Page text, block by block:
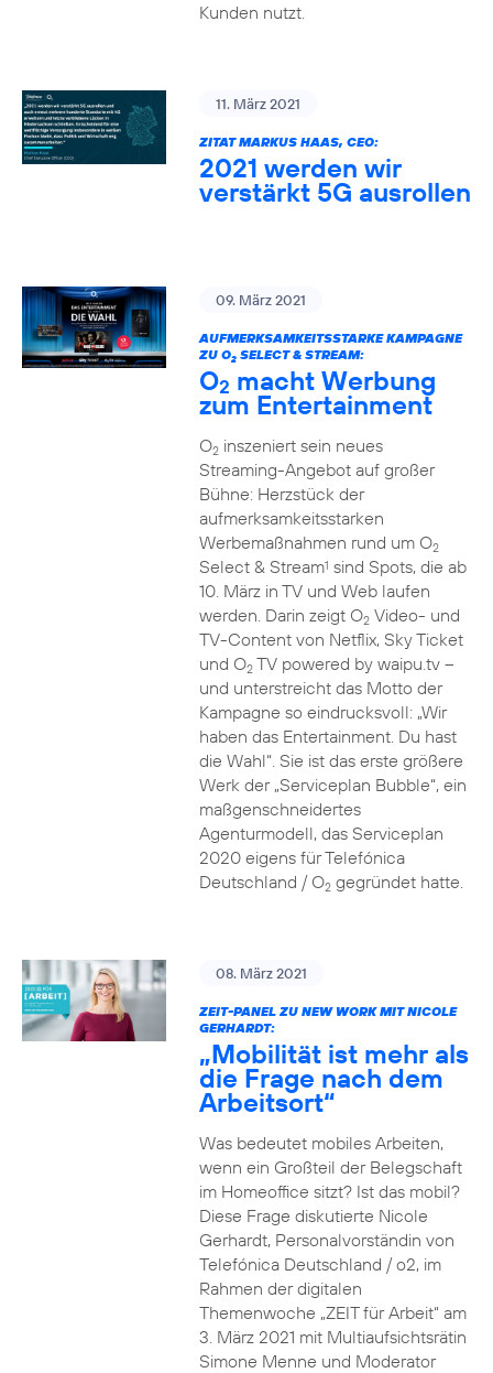
Kunden nutzt.
11. März 2021
ZITAT MARKUS HAAS, CEO:
2021 werden wir
verstärkt 5G ausrollen
09. März 2021
AUFMERKSAMKEITSSTARKE KAMPAGNE
ZU O2SELECT & STREAM:
O2 macht Werbung
zum Entertainment
O2inszeniert sein neues
Streaming-Angebot auf großer
Bühne: Herzstück der
aufmerksamkeitsstarken
Werbemaßnahmen rund um O2
Select & Stream1 sind Spots, die ab
10. März in TV und Web laufen
werden. Darin zeigt O2Video- und
TV-Content von Netflix, Sky Ticket
und O2TV powered by waipu.tv –
und unterstreicht das Motto der
Kampagne so eindrucksvoll: „Wir
haben das Entertainment. Du hast
die Wahl“. Sie ist das erste größere
Werk der „Serviceplan Bubble“, ein
maßgenschneidertes
Agenturmodell, das Serviceplan
2020 eigens für Telefónica
Deutschland / O2gegründet hatte.
08. März 2021
ZEIT-PANEL ZU NEW WORK MIT NICOLE
GERHARDT:
„Mobilität ist mehr als
die Frage nach dem
Arbeitsort“
Was bedeutet mobiles Arbeiten,
wenn ein Großteil der Belegschaft
im Homeoffice sitzt? Ist das mobil?
Diese Frage diskutierte Nicole
Gerhardt, Personalvorständin von
Telefónica Deutschland / o2, im
Rahmen der digitalen
Themenwoche „ZEIT für Arbeit“ am
3. März 2021 mit Multiaufsichtsrätin
Simone Menne und Moderator